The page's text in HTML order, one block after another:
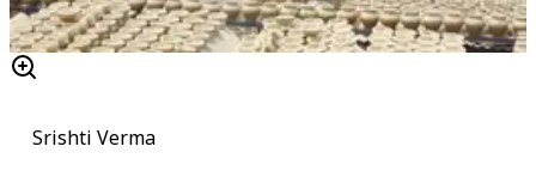
Srishti Verma